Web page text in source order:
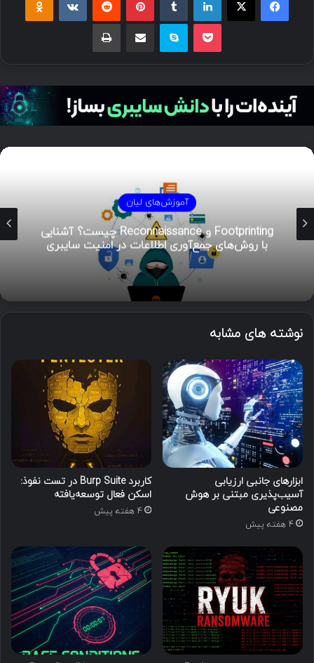
پاکت اسکایپ چاپ
آموزش‌های لیان
هوش تهدیدات سایبری (CTI)؛ راهنمای جامع از
تحلیل تا مدیریت رخداد
نوشته های مشابه
ابزارهای جانبی ارزیابی
آسیب‌پذیری مبتنی بر هوش
مصنوعی
4 هفته پیش
کاربرد Burp Suite در تست نفوذ:
اسکن فعال توسعه‌یافته
4 هفته پیش